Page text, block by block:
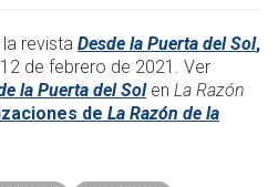
revista Desde la Puerta del Sol,
de febrero de 2021. Ver
la Puerta del Solen La Razón
de La Razón de la